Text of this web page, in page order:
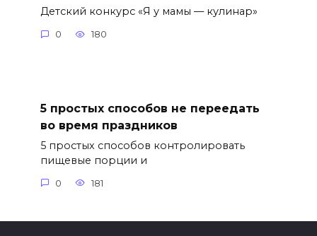
Детский конкурс «Я у мамы — кулинар»
0 180
5 простых способов не переедать
во время праздников
5 простых способов контролировать
пищевые порции и
0 181